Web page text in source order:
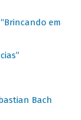
em
Bach